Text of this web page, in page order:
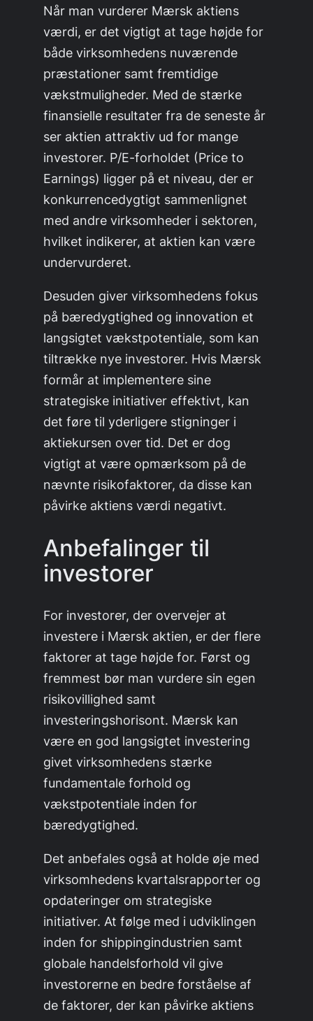
Når man vurderer Mærsk aktiens
værdi, er det vigtigt at tage højde for
både virksomhedens nuværende
præstationer samt fremtidige
vækstmuligheder. Med de stærke
finansielle resultater fra de seneste år
ser aktien attraktiv ud for mange
investorer. P/E-forholdet (Price to
Earnings) ligger på et niveau, der er
konkurrencedygtigt sammenlignet
med andre virksomheder i sektoren,
hvilket indikerer, at aktien kan være
undervurderet.
Desuden giver virksomhedens fokus
på bæredygtighed og innovation et
langsigtet vækstpotentiale, som kan
tiltrække nye investorer. Hvis Mærsk
formår at implementere sine
strategiske initiativer effektivt, kan
det føre til yderligere stigninger i
aktiekursen over tid. Det er dog
vigtigt at være opmærksom på de
nævnte risikofaktorer, da disse kan
påvirke aktiens værdi negativt.
Anbefalinger til
investorer
For investorer, der overvejer at
investere i Mærsk aktien, er der flere
faktorer at tage højde for. Først og
fremmest bør man vurdere sin egen
risikovillighed samt
investeringshorisont. Mærsk kan
være en god langsigtet investering
givet virksomhedens stærke
fundamentale forhold og
vækstpotentiale inden for
bæredygtighed.
Det anbefales også at holde øje med
virksomhedens kvartalsrapporter og
opdateringer om strategiske
initiativer. At følge med i udviklingen
inden for shippingindustrien samt
globale handelsforhold vil give
investorerne en bedre forståelse af
de faktorer, der kan påvirke aktiens